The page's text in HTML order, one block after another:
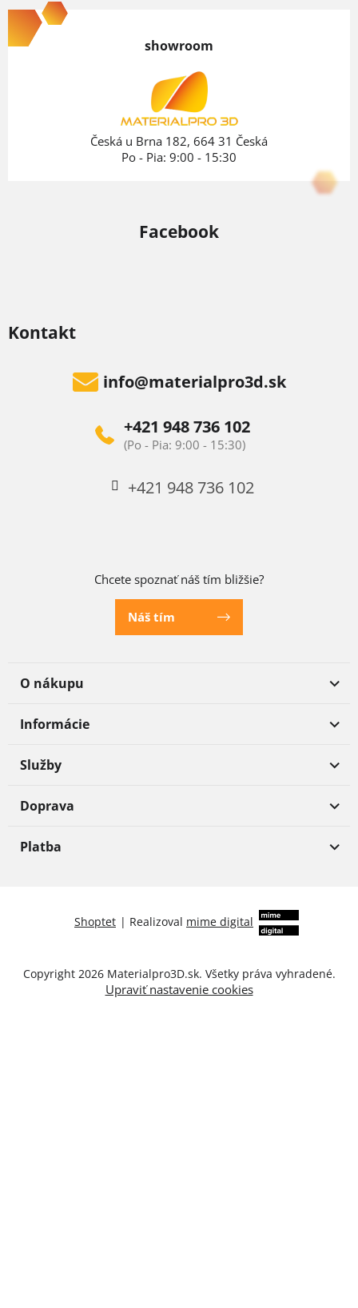
á
p
Kontakt
info@materialpro3d.sk
+421 948 736 102
+421 948 736 102
Chcete spoznať náš tím bližšie?
Náš tím
O nákupu
Informácie
Služby
showroom
Česká u Brna 182, 664 31 Česká
Po - Pia: 9:00 - 15:30
Facebook
Doprava
Platba
Shoptet | Realizoval mime digital
Copyright 2026 Materialpro3D.sk. Všetky práva vyhradené.
Upraviť nastavenie cookies